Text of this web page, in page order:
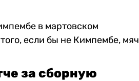
в мартовском
если бы не Кимпембе, мяч
за сборную